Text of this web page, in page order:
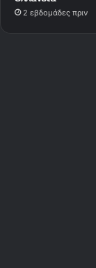
2 εβδομάδες πριν